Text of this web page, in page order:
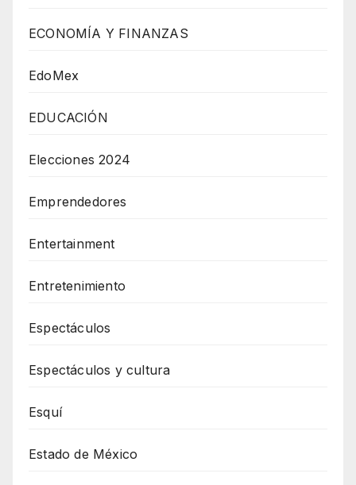
ECONOMÍA Y FINANZAS
EdoMex
EDUCACIÓN
Elecciones 2024
Emprendedores
Entertainment
Entretenimiento
Espectáculos
Espectáculos y cultura
Esquí
Estado de México